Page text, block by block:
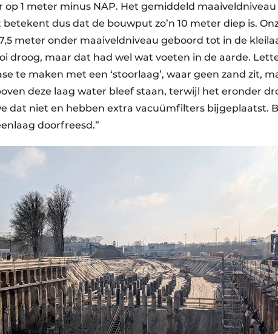
op 1 meter minus NAP. Het gemiddeld
dus dat de bouwput zo’n 10 meter diep is.
meter onder maaiveldniveau geboord tot in de
droog, maar dat had wel wat voeten in de aarde.
te maken met een ‘stoorlaag’, waar geen zand zit,
deze laag water bleef staan, terwijl het eronder
dat niet en hebben extra vacuümfilters bijgeplaatst.
doorfreesd.”